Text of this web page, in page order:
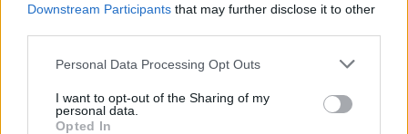
Downstream Participants that may further disclose it to other
Personal Data Processing Opt Outs
I want to opt-out of the Sharing of my
personal data.
Opted In
Žiūrimiausi įrašai